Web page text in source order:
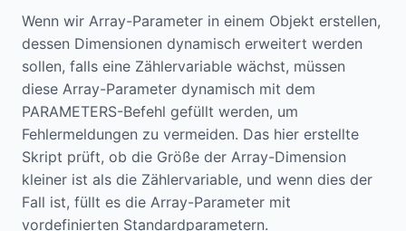
Wenn wir Array-Parameter in einem Objekt erstellen,
dessen Dimensionen dynamisch erweitert werden
sollen, falls eine Zählervariable wächst, müssen
diese Array-Parameter dynamisch mit dem
PARAMETERS-Befehl gefüllt werden, um
Fehlermeldungen zu vermeiden. Das hier erstellte
Skript prüft, ob die Größe der Array-Dimension
kleiner ist als die Zählervariable, und wenn dies der
Fall ist, füllt es die Array-Parameter mit
vordefinierten Standardparametern.